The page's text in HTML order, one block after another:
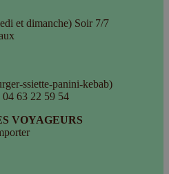
et dimanche) Soir 7/7
ssiette-panini-kebab)
63 22 59 54
VOYAGEURS